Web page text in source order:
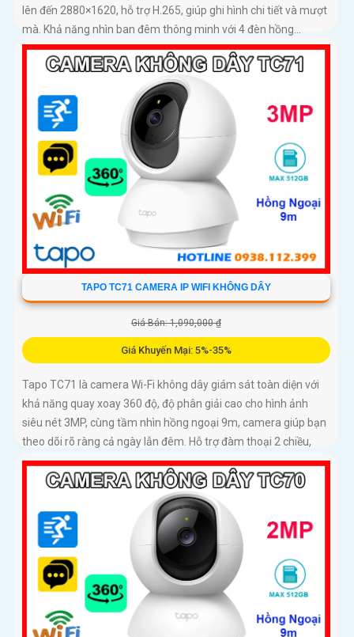
lên đến 2880×1620, hỗ trợ H.265, giúp ghi hình chi tiết và mượt
mà. Khả năng nhìn ban đêm thông minh với 4 đèn hồng...
TAPO TC71 CAMERA IP WIFI KHÔNG DÂY
Giá Bán: 1,090,000 ₫
Giá Khuyến Mại: 5%-35%
Tapo TC71 là camera Wi-Fi không dây giám sát toàn diện với
khả năng quay xoay 360 độ, độ phân giải cao cho hình ảnh
siêu nét 3MP, cùng tầm nhìn hồng ngoại 9m, camera giúp bạn
theo dõi rõ ràng cả ngày lẫn đêm. Hỗ trợ đàm thoại 2 chiều,
phát hiện chuyển động và báo động thông minh, camera TC71
không chỉ ghi lại mọi khoảnh khắc quan trọng mà còn chủ
động bảo vệ an toàn cho ngôi nhà bạn